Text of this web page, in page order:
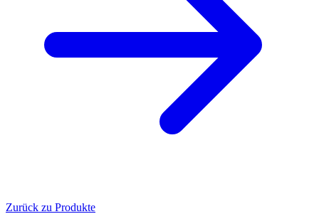
Zurück zu Produkte